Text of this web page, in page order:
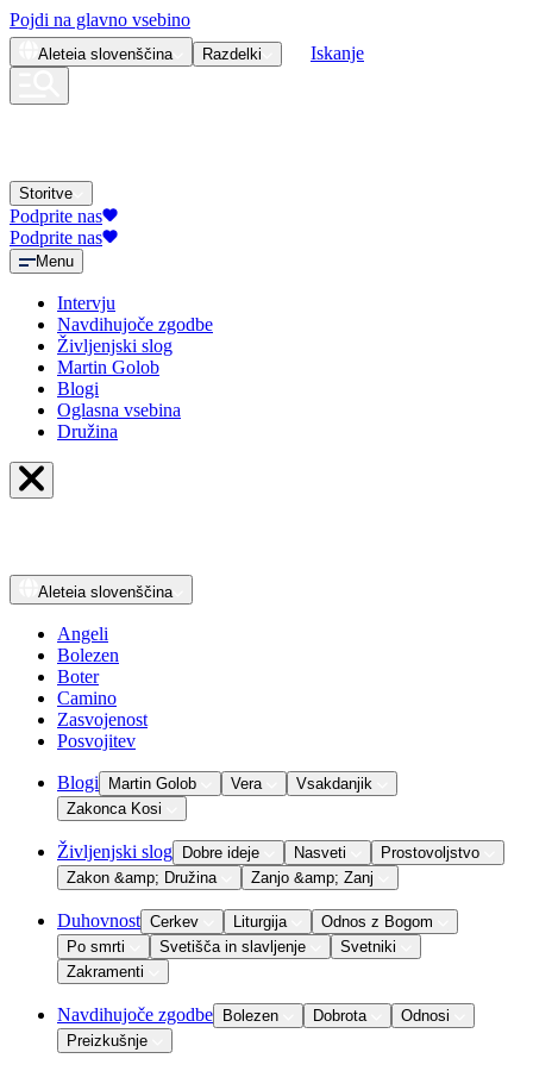
Pojdi na glavno vsebino
Aleteia slovenščina Razdelki Iskanje
Storitve
Podprite nas
Podprite nas
Menu
Intervju
Navdihujoče zgodbe
Življenjski slog
Martin Golob
Blogi
Oglasna vsebina
Družina
Aleteia slovenščina
Angeli
Bolezen
Boter
Camino
Zasvojenost
Posvojitev
Blogi Martin Golob Vera
Vsakdanjik
Zakonca Kosi
Življenjski slog Dobre ideje Nasveti
Prostovoljstvo
Zakon &amp; Družina
Zanjo &amp; Zanj
Duhovnost Cerkev Liturgija
Odnos z Bogom
Po smrti
Svetišča in slavljenje
Svetniki
Zakramenti
Navdihujoče zgodbe Bolezen Dobrota
Odnosi
Preizkušnje